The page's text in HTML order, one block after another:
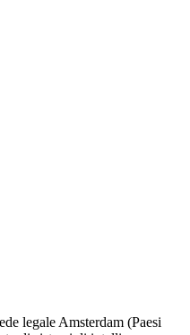
legale Amsterdam (Paesi